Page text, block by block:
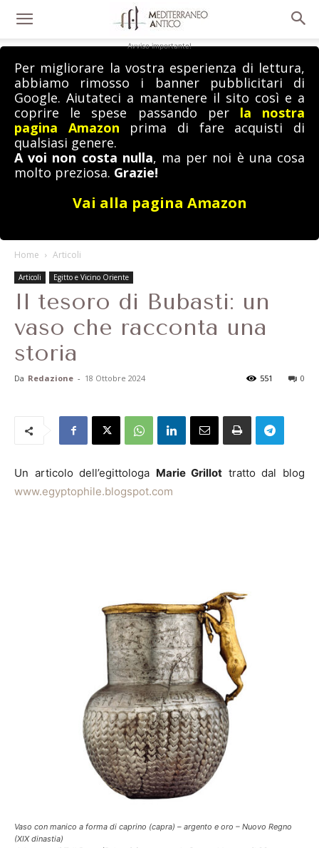
Avviso importante!
Per migliorare la vostra esperienza di lettura,
abbiamo rimosso i banner pubblicitari di
Google. Aiutateci a mantenere il sito così e a
coprire le spese passando per la nostra
pagina Amazon prima di fare acquisti di
qualsiasi genere.
A voi non costa nulla, ma per noi è una cosa
molto preziosa. Grazie!
Vai alla pagina Amazon
Home Articoli
Articoli Egitto e Vicino Oriente
Il tesoro di Bubasti: un
vaso che racconta una
storia
Da Redazione - 18 Ottobre 2024 0
551
Un articolo dell’egittologa Marie Grillot tratto dal blog
www.egyptophile.blogspot.com
Vaso con manico a forma di caprino (capra) – argento e oro – Nuovo Regno
(XIX dinastia)